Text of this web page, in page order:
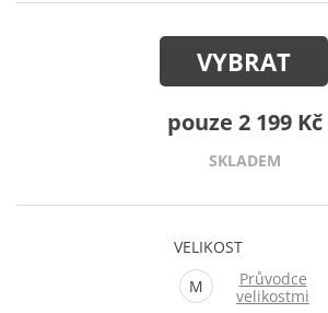
VYBRAT
pouze 2 199 Kč
SKLADEM
VELIKOST
M
Průvodce
velikostmi